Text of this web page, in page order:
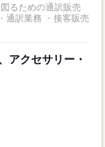
るための通訳販売
通訳業務 ・接客販売
アクセサリー・